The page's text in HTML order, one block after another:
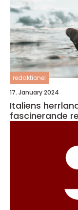
redaktionel
17. January 2024
Italiens
fascinerande